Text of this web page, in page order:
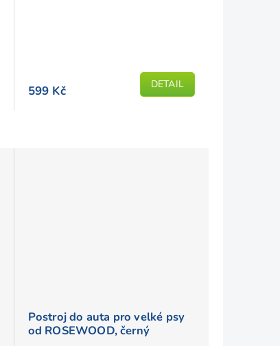
599 Kč DETAIL
Postroj do auta pro velké psy
od ROSEWOOD, černý